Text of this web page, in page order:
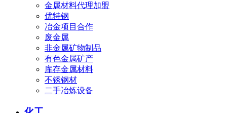
金属材料代理加盟
优特钢
冶金项目合作
废金属
非金属矿物制品
有色金属矿产
库存金属材料
不锈钢材
二手冶炼设备